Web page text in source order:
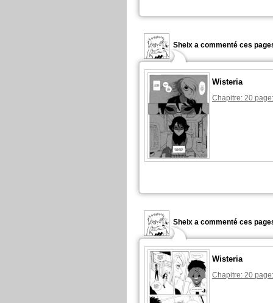
Sheix a commenté ces
Wisteria
Chapitre: 20
Sheix a commenté ces
Wisteria
Chapitre: 20